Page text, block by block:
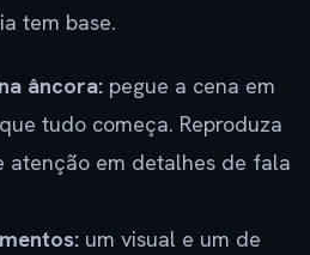
tem base.
âncora: pegue a cena em
tudo começa. Reproduza
atenção em detalhes de fala
um visual e um de